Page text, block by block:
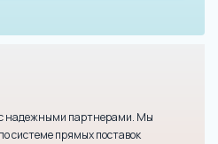
с надежными партнерами. Мы
системе прямых поставок